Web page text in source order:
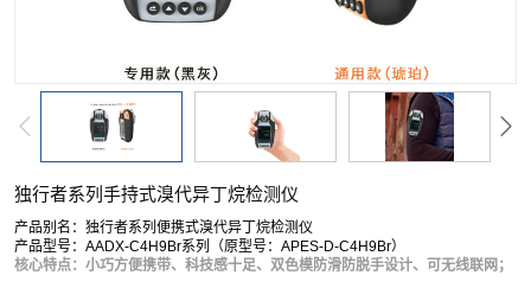
独行者系列手持式溴代异丁烷检测仪
产品别名：独行者系列便携式溴代异丁烷检测仪
产品型号：AADX-C4H9Br系列（原型号：APES-D-C4H9Br）
核心特点：小巧方便携带、科技感十足、双色模防滑防脱手设计、可无线联网；